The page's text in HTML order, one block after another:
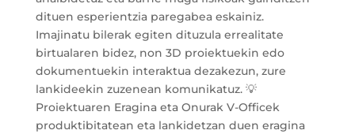
dituen esperientzia paregabea eskainiz.
Imajinatu bilerak egiten dituzula errealitate
birtualaren bidez, non 3D proiektuekin edo
dokumentuekin interaktua dezakezun, zure
lankideekin zuzenean komunikatuz. 💡
Proiektuaren Eragina eta Onurak V-Officek
produktibitatean eta lankidetzan duen eragina